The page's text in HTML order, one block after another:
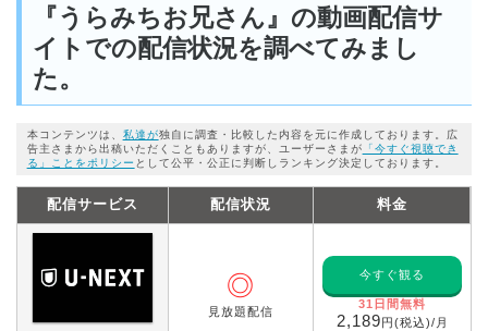
『うらみちお兄さん』の動画配信サ
イトでの配信状況を調べてみまし
た。
本コンテンツは、 私達が独自に調査・比較した内容を元に作成しております。広
告主さまから出稿いただくこともありますが、ユーザーさまが 「今すぐ視聴でき
る」ことをポリシー として公平・公正に判断しランキング決定しております。
配信サービス 配信状況 料金
◎
見放題配信
今すぐ観る
31日間無料
2,189円(税込)/月